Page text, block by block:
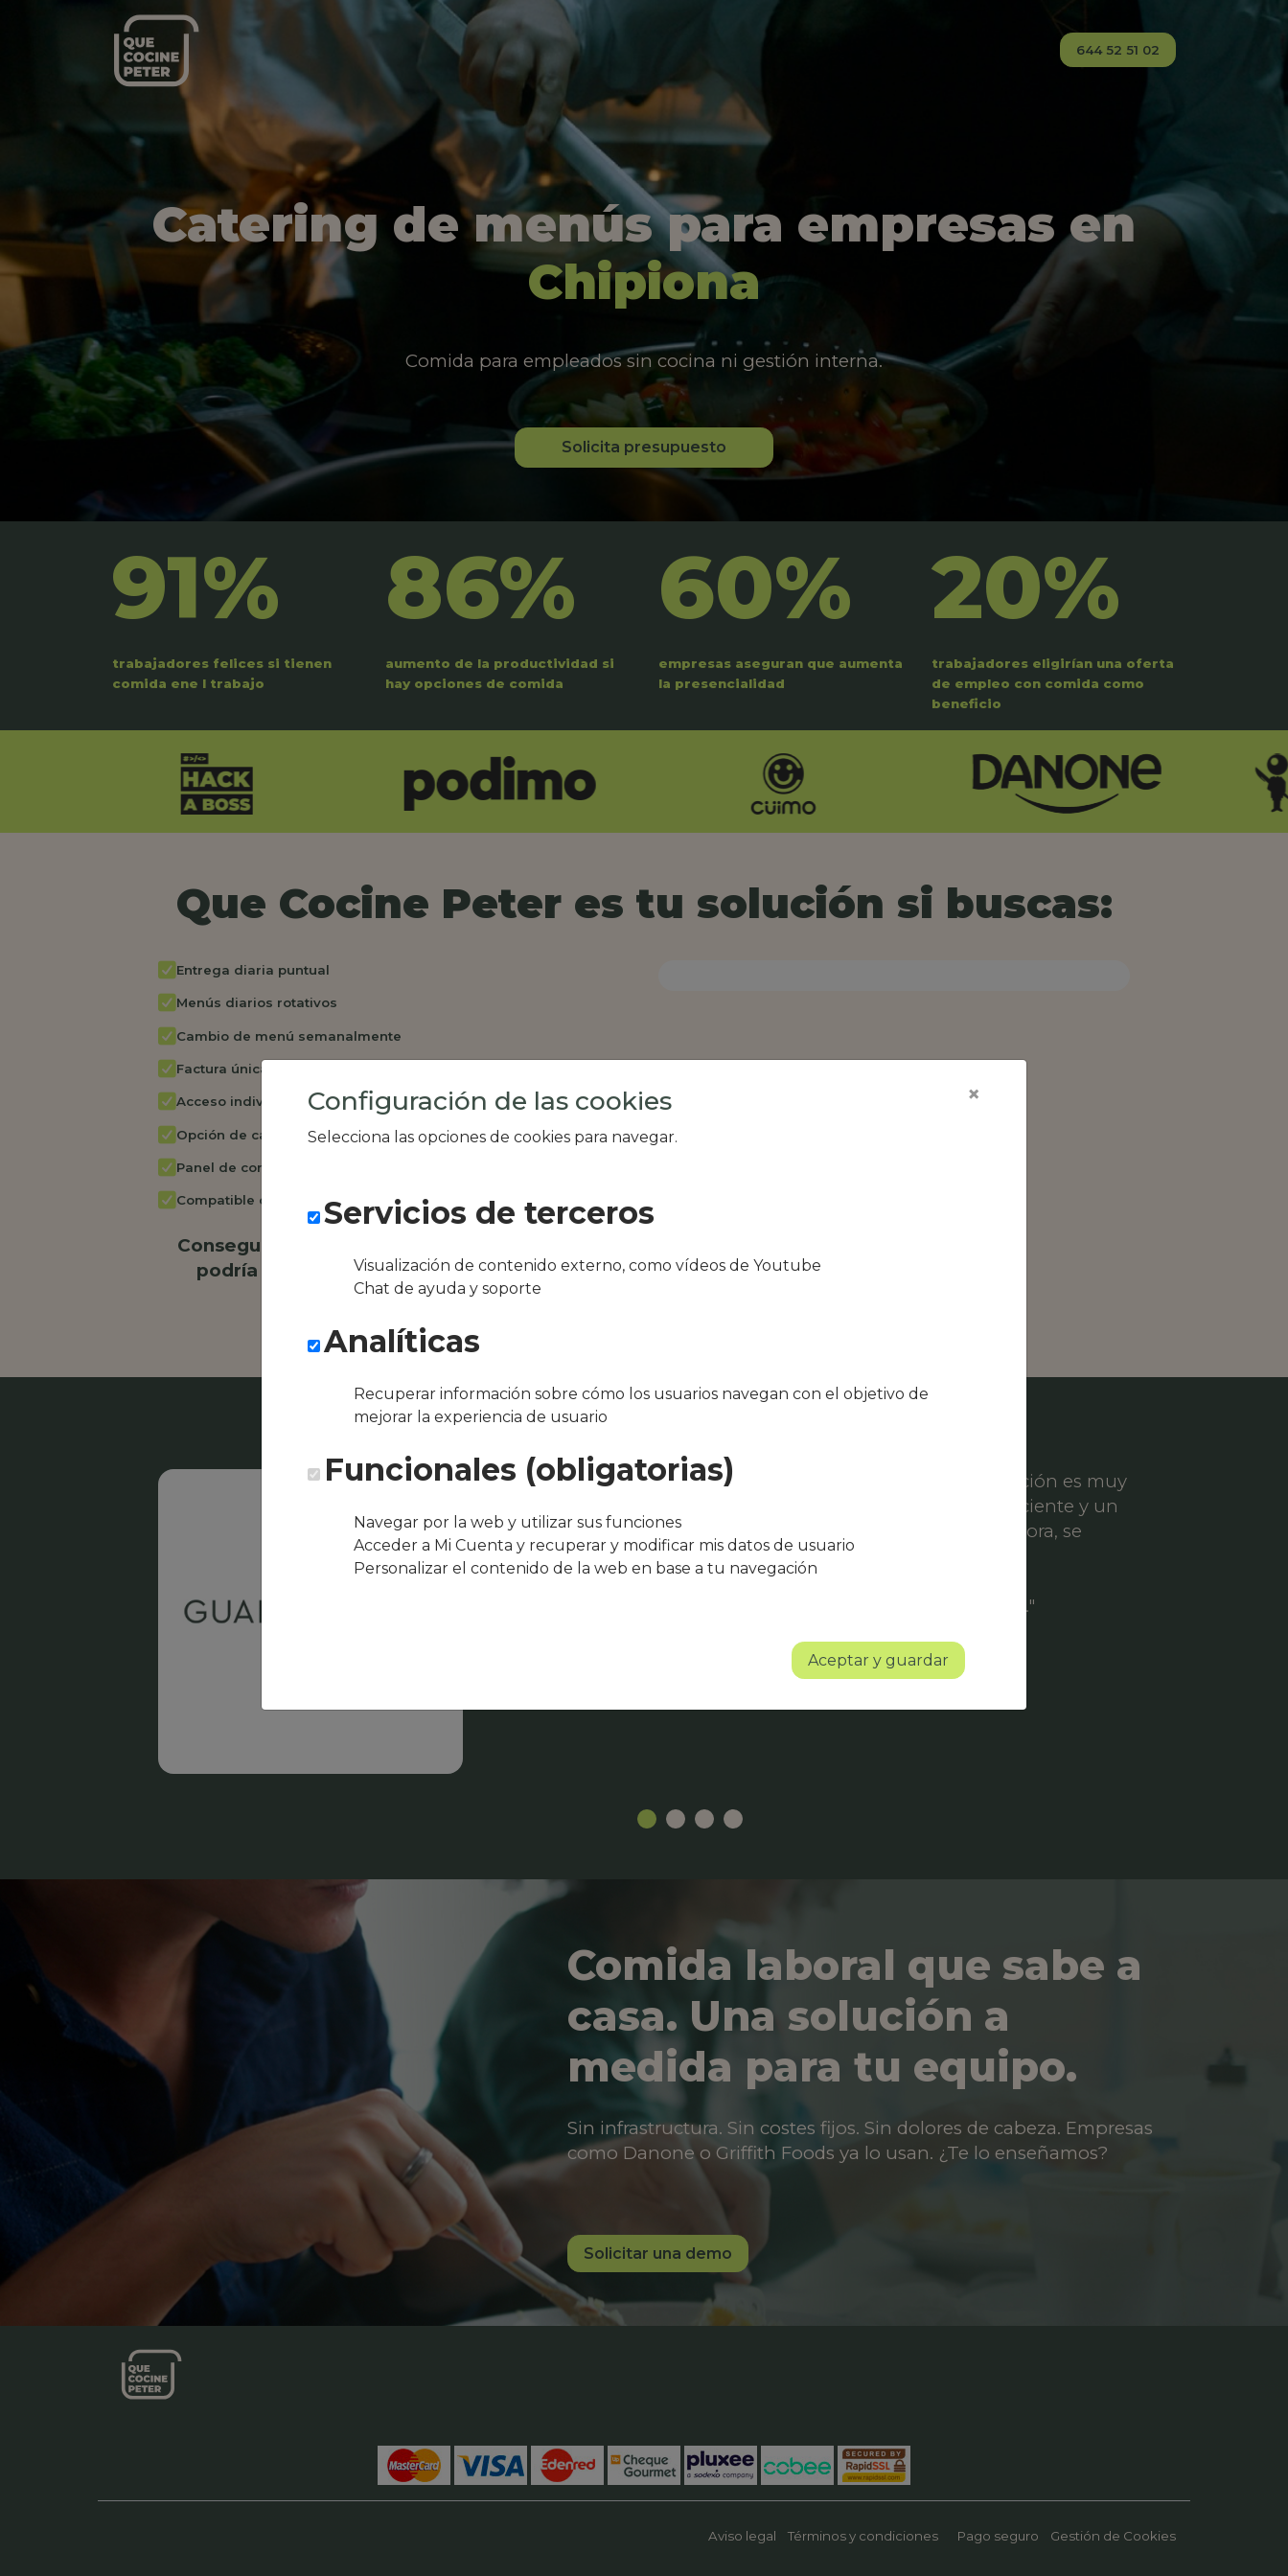
644 52 51 02
Catering de menús para empresas en
Chipiona
Comida para empleados sin cocina ni gestión interna.
Solicita presupuesto
91%
trabajadores felices si tienen
comida ene l trabajo
86%
aumento de la productividad si
hay opciones de comida
60%
empresas aseguran que aumenta
la presencialidad
20%
trabajadores eligirían una oferta
de empleo con comida como
beneficio
Que Cocine Peter es tu solución si buscas:
Entrega diaria puntual
Menús diarios rotativos
Cambio de menú semanalmente
Factura única
Acceso individual empleados
Opción de catering
Panel de control RR.HH
Compatible con equipos híbridos
Conseguimos la oferta local de tu zona, como
podría ser Restaurante PIPIRIGAÑA o Bar
Restaurante El Faro
"Después de varios meses con el servicio, el nivel de satisfacción es muy
bueno. El equipo de Que Cocine Peter ofrece un servicio eficiente y un
trato excelente, siempre atentos a cualquier solicitud de mejora, se
agradece su entusiasmo, dedicación y profesionalidad.
Sin lugar a dudas se trata de un proyecto con mucho futuro."
Albert Torné - HR Manager Guarro Casas
Comida laboral que sabe a
casa. Una solución a
medida para tu equipo.
Sin infrastructura. Sin costes fijos. Sin dolores de cabeza. Empresas
como Danone o Griffith Foods ya lo usan. ¿Te lo enseñamos?
Solicitar una demo
Aviso legal Términos y condiciones Pago seguro Gestión de Cookies
Configuración de las cookies
Selecciona las opciones de cookies para navegar.
×
Servicios de terceros
Visualización de contenido externo, como vídeos de Youtube
Chat de ayuda y soporte
Analíticas
Recuperar información sobre cómo los usuarios navegan con el objetivo de
mejorar la experiencia de usuario
Funcionales (obligatorias)
Navegar por la web y utilizar sus funciones
Acceder a Mi Cuenta y recuperar y modificar mis datos de usuario
Personalizar el contenido de la web en base a tu navegación
Aceptar y guardar